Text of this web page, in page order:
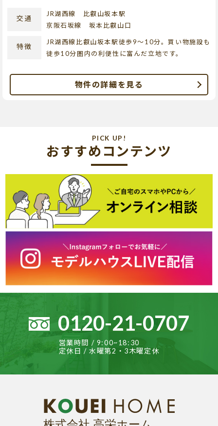
交通
JR湖西線 比叡山坂本駅
京阪石坂線 坂本比叡山口
特徴
JR湖西線比叡山坂本駅徒歩9～10分。買い物施設も
徒歩10分圏内の利便性に富んだ立地です。
物件の詳細を見る
PICK UP!
おすすめコンテンツ
0120-21-0707
営業時間 / 9:00~18:30
定休日 / 水曜第2・3木曜定休